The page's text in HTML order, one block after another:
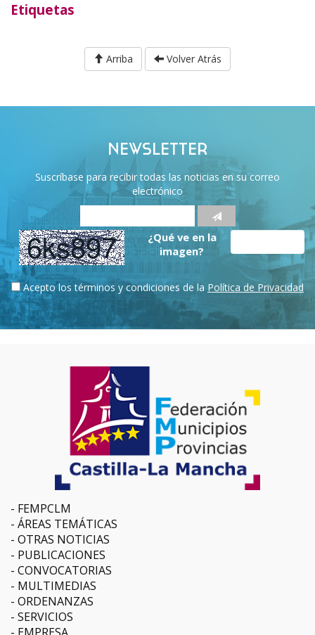
Etiquetas
Arriba Volver Atrás
NEWSLETTER
Suscríbase para recibir todas las noticias en su correo
electrónico
¿Qué ve en la
imagen?
Acepto los términos y condiciones de la Política de Privacidad
FEMPCLM
ÁREAS TEMÁTICAS
OTRAS NOTICIAS
PUBLICACIONES
CONVOCATORIAS
MULTIMEDIAS
ORDENANZAS
SERVICIOS
EMPRESA